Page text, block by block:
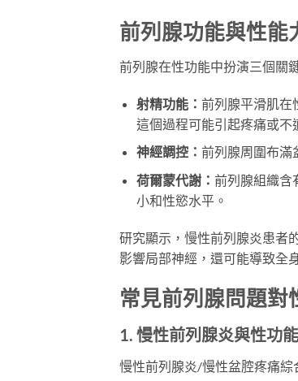
前列腺功能與性能
前列腺在性功能中扮演三個關
射精功能： 前列腺平滑肌在
這個過程可能引起疼痛或不
神經調控： 前列腺周圍布滿
荷爾蒙代謝： 前列腺組織含
小和性慾水平。
研究顯示，慢性前列腺炎患者
影響局部神經，還可能導致全
常見前列腺問題對
1. 慢性前列腺炎與性功
慢性前列腺炎/慢性盆腔疼痛綜